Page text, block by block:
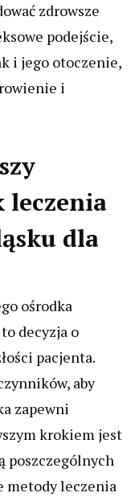
zdrowsze
podejście,
i jego otoczenie,
i
leczenia
dla
ośrodka
decyzja o
pacjenta.
aby
zapewni
krokiem jest
poszczególnych
metody leczenia